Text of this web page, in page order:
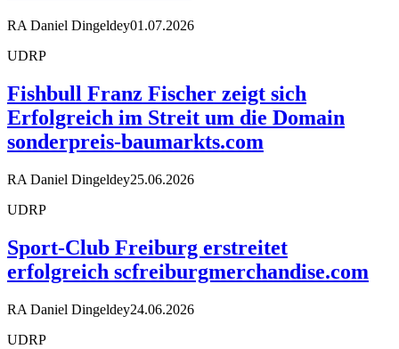
RA Daniel Dingeldey01.07.2026
UDRP
Fishbull Franz Fischer zeigt sich
Erfolgreich im Streit um die Domain
sonderpreis-baumarkts.com
RA Daniel Dingeldey25.06.2026
UDRP
Sport-Club Freiburg erstreitet
erfolgreich scfreiburgmerchandise.com
RA Daniel Dingeldey24.06.2026
UDRP